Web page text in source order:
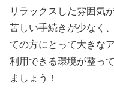
リラックスした雰囲気
苦しい手続きが少なく
ての方にとって大きな
利用できる環境が整っ
ましょう！